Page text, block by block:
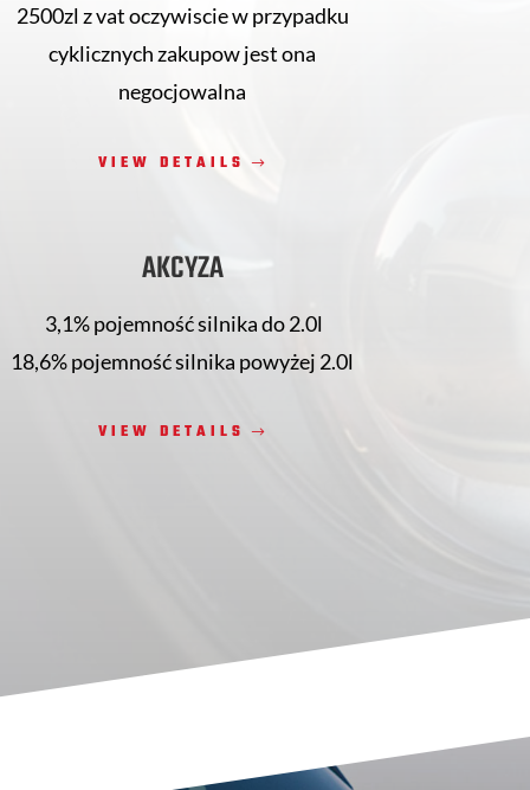
2500zl z vat oczywiscie w przypadku
cyklicznych zakupow jest ona
negocjowalna
VIEW DETAILS
AKCYZA
3,1% pojemność silnika do 2.0l
18,6% pojemność silnika powyżej 2.0l
VIEW DETAILS